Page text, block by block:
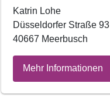
Katrin Lohe
Düsseldorfer Straße 93
40667 Meerbusch
Mehr Informationen